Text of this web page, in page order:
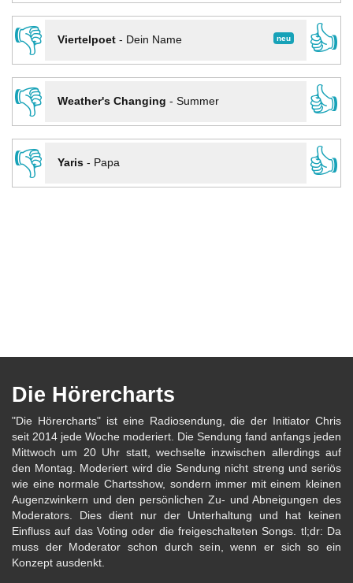
👎
neu
Viertelpoet- Dein Name
👍
👎
Weather's Changing - Summer
👍
👎
Yaris- Papa 👍
Die Hörercharts
"Die Hörercharts" ist eine Radiosendung, die der Initiator Chris
seit 2014 jede Woche moderiert. Die Sendung fand anfangs jeden
Mittwoch um 20 Uhr statt, wechselte inzwischen allerdings auf
den Montag. Moderiert wird die Sendung nicht streng und seriös
wie eine normale Chartsshow, sondern immer mit einem kleinen
Augenzwinkern und den persönlichen Zu- und Abneigungen des
Moderators. Dies dient nur der Unterhaltung und hat keinen
Einfluss auf das Voting oder die freigeschalteten Songs. tl;dr: Da
muss der Moderator schon durch sein, wenn er sich so ein
Konzept ausdenkt.